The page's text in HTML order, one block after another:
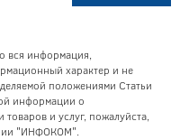
вся информация,
характер и не
положениями Статьи
информации о
товаров и услуг, пожалуйста,
"ИНФОКОМ".